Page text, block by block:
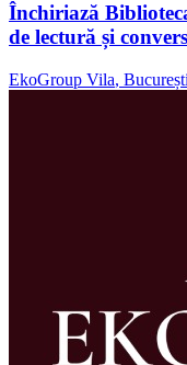
Închiriază
de lectură și
EkoGroup Vila, București